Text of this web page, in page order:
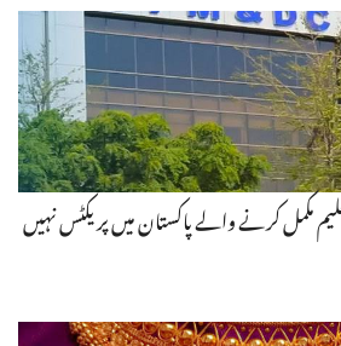
مکمل کرنے والے پاکستان میں پریکٹس نہیں